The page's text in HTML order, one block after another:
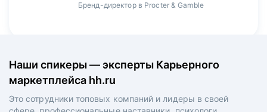
Бренд-директор в Procter & Gamble
Руководитель ИТ-проектов, международный
Менеджер продукта в hh.ru
Креативный директор в XReady Lab, ex-КРОК
Head Product Manager в Ozon / ex-Huawei,
Наши спикеры — эксперты Карьерного
маркетплейса hh.ru
Это сотрудники топовых компаний и лидеры в своей